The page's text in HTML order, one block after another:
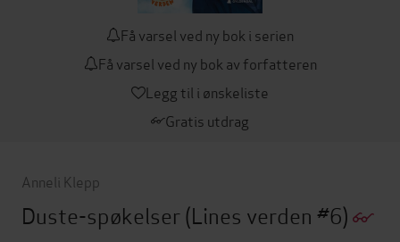
Få varsel ved ny bok i serien
Få varsel ved ny bok av forfatteren
Legg til i ønskeliste
Gratis utdrag
Anneli Klepp
Duste-spøkelser(Lines verden #6)